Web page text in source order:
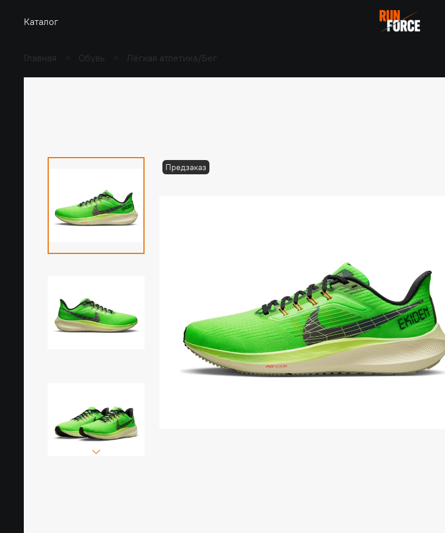
Каталог
Главная Обувь Лёгкая атлетика/Бег
Предзаказ